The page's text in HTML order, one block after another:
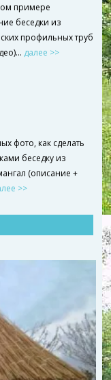
примере
беседки из
профильных труб
далее >>
фото, как сделать
беседку из
(описание +
>>